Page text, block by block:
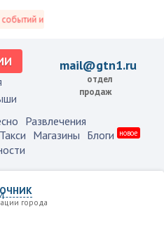
и не только это.
mail@gtn1.ru
отдел
продаж
Развлечения
Такси Магазины Блоги новое
города